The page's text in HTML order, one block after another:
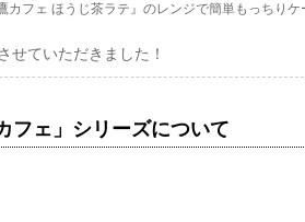
カフェ ほうじ茶ラテ』のレンジで簡単もっちりケ
せていただきました！
フェ」シリーズについて